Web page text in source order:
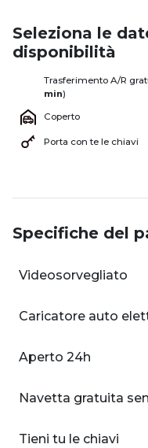
Seleziona le
disponibilità
Trasferimento A/R
min)
Coperto
Porta con te le chiavi
Specifiche del
Videosorvegliato
Caricatore auto
Aperto 24h
Navetta gratuita
Tieni tu le chiavi